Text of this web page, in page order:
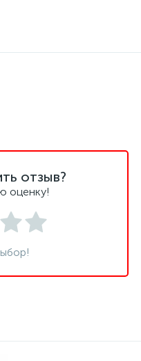
отзыв?
оценку!